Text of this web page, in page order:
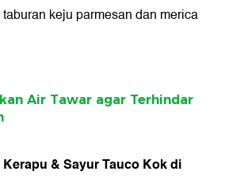
keju parmesan dan merica
Air Tawar agar Terhindar
& Sayur Tauco Kok di